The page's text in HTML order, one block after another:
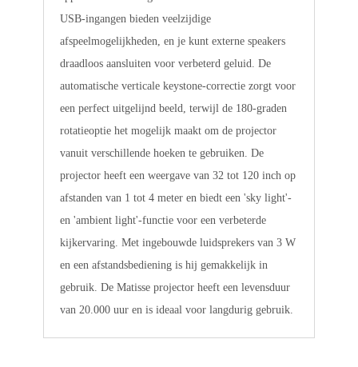
USB-ingangen bieden veelzijdige
afspeelmogelijkheden, en je kunt externe speakers
draadloos aansluiten voor verbeterd geluid. De
automatische verticale keystone-correctie zorgt voor
een perfect uitgelijnd beeld, terwijl de 180-graden
rotatieoptie het mogelijk maakt om de projector
vanuit verschillende hoeken te gebruiken. De
projector heeft een weergave van 32 tot 120 inch op
afstanden van 1 tot 4 meter en biedt een 'sky light'-
en 'ambient light'-functie voor een verbeterde
kijkervaring. Met ingebouwde luidsprekers van 3 W
en een afstandsbediening is hij gemakkelijk in
gebruik. De Matisse projector heeft een levensduur
van 20.000 uur en is ideaal voor langdurig gebruik.